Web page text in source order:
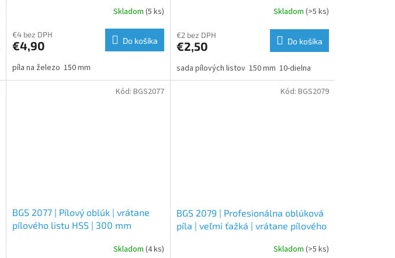
Skladom (5 ks)
€4 bez DPH
€4,90 Do košíka
píla na železo 150 mm
Skladom (>5 ks)
€2 bez DPH
€2,50 Do košíka
sada pílových listov 150 mm 10-dielna
BGS 2077 | Pílový oblúk | vrátane
pílového listu HSS | 300 mm
Skladom (4 ks)
Kód: BGS2077
BGS 2079 | Profesionálna oblúková
píla | veľmi ťažká | vrátane pílového
Skladom (>5 ks)
Kód: BGS2079